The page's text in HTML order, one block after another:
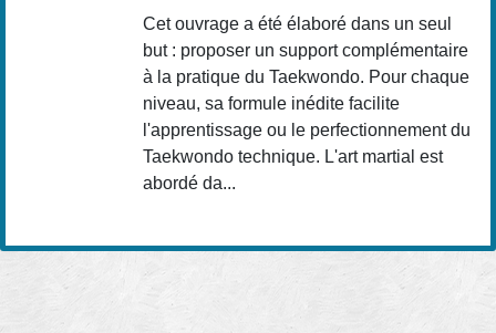
Cet ouvrage a été élaboré dans un seul
but : proposer un support complémentaire
à la pratique du Taekwondo. Pour chaque
niveau, sa formule inédite facilite
l'apprentissage ou le perfectionnement du
Taekwondo technique. L'art martial est
abordé da...